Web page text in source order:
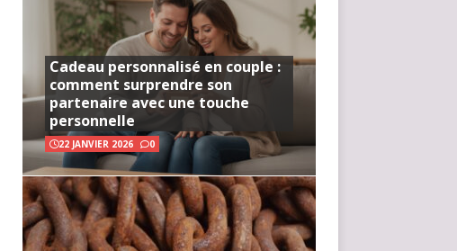
Cadeau personnalisé en couple :
comment surprendre son
partenaire avec une touche
personnelle
22 JANVIER 2026 0